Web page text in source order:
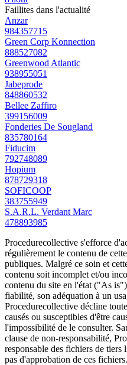
Faillites dans l'actualité
Anzar
984357715
Green Corp Konnection
888527082
Greenwood Atlantic
938955051
Jabeprode
848860532
Bellee Zaffiro
399156009
Fonderies De Sougland
835780164
Fiducim
792748089
Hopium
878729318
SOFICOOP
383755949
S.A.R.L. Verdant Marc
478893985
Procedurecollective s'efforce
régulièrement le contenu de
publiques. Malgré ce soin et
contenu soit incomplet et/ou
contenu du site en l'état ("As
fiabilité, son adéquation à un
Procedurecollective décline
causés ou susceptibles d'être
l'impossibilité de le consulter.
clause de non-responsabilité,
responsable des fichiers de
pas d'approbation de ces fichiers.